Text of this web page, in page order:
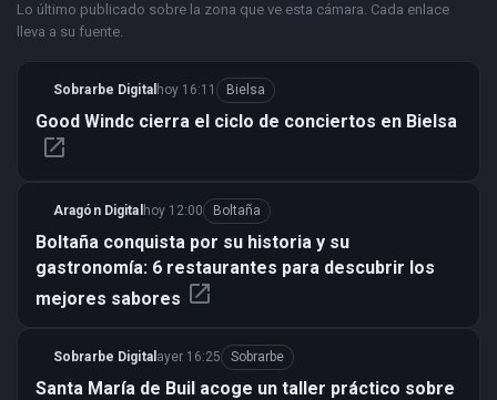
Lo último publicado sobre la zona que ve esta cámara. Cada enlace
lleva a su fuente.
Sobrarbe Digital hoy 16:11 Bielsa
Good Windc cierra el ciclo de conciertos en Bielsa
open_in_new
Aragón Digital hoy 12:00 Boltaña
Boltaña conquista por su historia y su
gastronomía: 6 restaurantes para descubrir los
mejores sabores open_in_new
Sobrarbe Digital ayer 16:25 Sobrarbe
Santa María de Buil acoge un taller práctico sobre